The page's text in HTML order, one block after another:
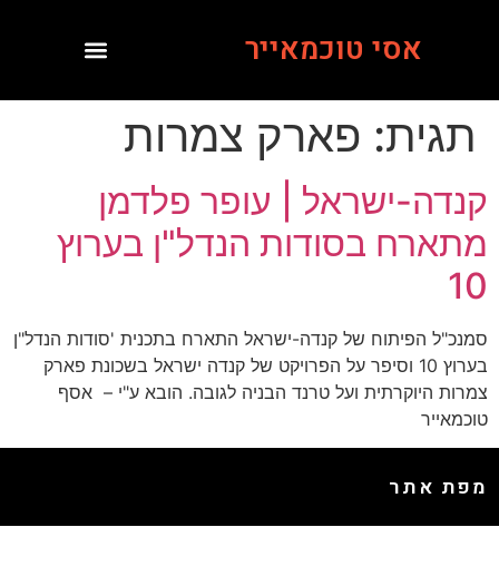
אסי טוכמאייר
תגית: פארק צמרות
קנדה-ישראל | עופר פלדמן
מתארח בסודות הנדל"ן בערוץ
10
סמנכ"ל הפיתוח של קנדה-ישראל התארח בתכנית 'סודות הנדל"ן
בערוץ 10 וסיפר על הפרויקט של קנדה ישראל בשכונת פארק
צמרות היוקרתית ועל טרנד הבניה לגובה. הובא ע"י – אסף
טוכמאייר
מפת אתר